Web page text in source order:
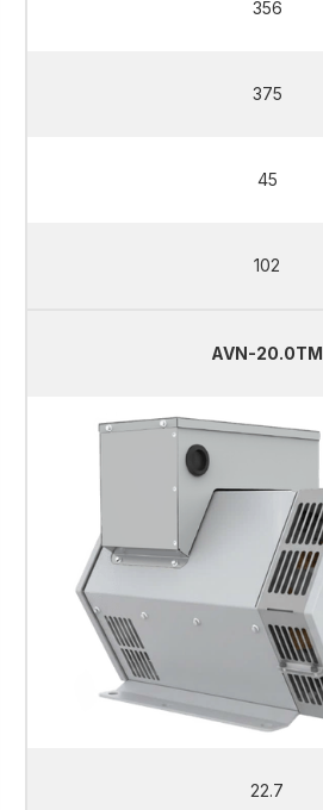
356
375
45
102
AVN-20.0TM
22.7